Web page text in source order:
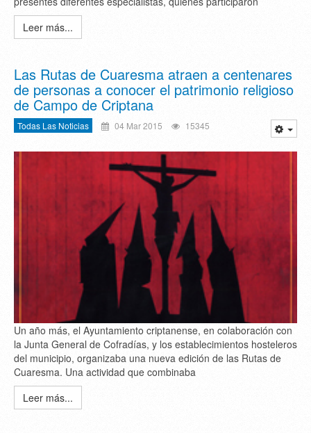
Leer más...
Las Rutas de Cuaresma atraen a centenares
de personas a conocer el patrimonio religioso
de Campo de Criptana
Todas Las Noticias 04 Mar 2015 15345
Un año más, el Ayuntamiento criptanense, en colaboración con
la Junta General de Cofradías, y los establecimientos hosteleros
del municipio, organizaba una nueva edición de las Rutas de
Cuaresma. Una actividad que combinaba
Leer más...